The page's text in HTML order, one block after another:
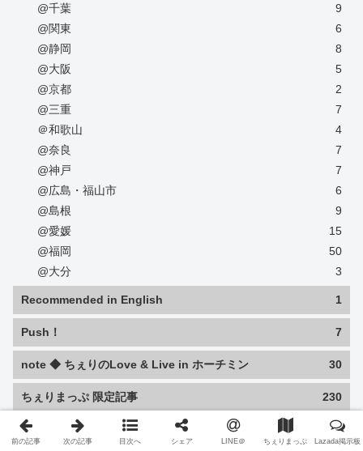
@千葉
9
@関東
6
@静岡
8
@大阪
5
@京都
2
@三重
7
＠和歌山
4
@奈良
7
@神戸
7
@広島・福山市
6
@島根
9
@愛媛
15
@福岡
50
@大分
3
Recommended in English 1
Push！ 7
note ◆ ちぇりのLove & Live in ホーチミン 30
ちぇりまっぷ 限定記事 230
Capichi
前の記事 次の記事 目次へ シェア LINE＠ ちぇりまっぷ Lazada掲示板